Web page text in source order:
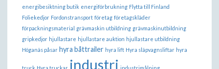
energibesiktning butik energiförbrukning Flytta till Finland
Foliekedjor Fordonstransport företag företagskläder
förpackningsmaterial grävmaskin utbildning grävmaskinutbildning
gripkedjor hjullastare hjullastare auktion hjullastare utbildning
Höganäs påsar hyra båttrailer hyra lift Hyra släpvagnsliftar hyra
truck Hyra truckar industri industrimålning